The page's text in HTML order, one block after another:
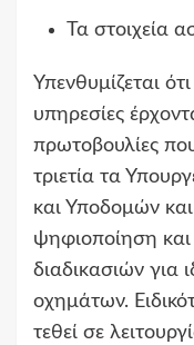
Τα στοιχεία
Υπενθυμίζεται
υπηρεσίες
πρωτοβουλίες
τριετία τα
και Υποδομών
ψηφιοποίηση
διαδικασιών για
οχημάτων.
τεθεί σε